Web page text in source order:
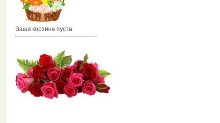
Ваша корзина пуста.